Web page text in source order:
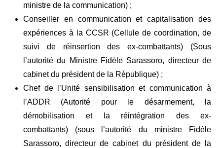
ministre de la communication) ;
Conseiller en communication et capitalisation des
expériences à la CCSR (Cellule de coordination, de
suivi de réinsertion des ex-combattants) (Sous
l’autorité du Ministre Fidèle Sarassoro, directeur de
cabinet du président de la République) ;
Chef de l’Unité sensibilisation et communication à
l’ADDR (Autorité pour le désarmement, la
démobilisation et la réintégration des ex-
combattants) (sous l’autorité du ministre Fidèle
Sarassoro, directeur de cabinet du président de la